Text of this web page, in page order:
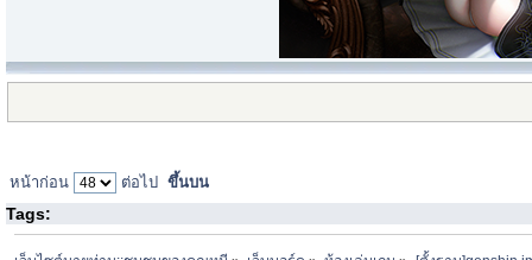
หน้าก่อน ต่อไป ขึ้นบน
Tags: